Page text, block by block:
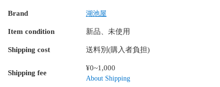
Brand 湖池屋
Item condition 新品、未使用
Shipping cost 送料別(購入者負担)
Shipping fee
¥0~1,000
About Shipping